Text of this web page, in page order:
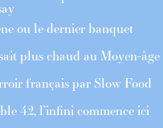
ou le dernier banquet
plus chaud au Moyen-âge
français par Slow Food
42, l’infini commence ici